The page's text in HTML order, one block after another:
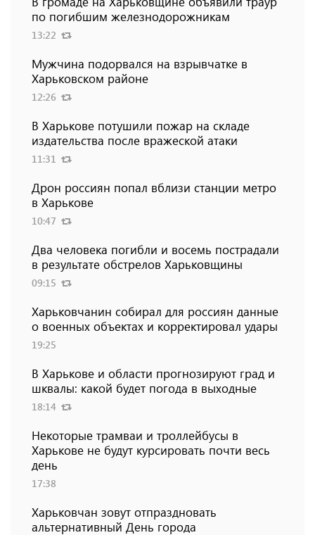
по погибшим железнодорожникам
13:22
Мужчина подорвался на взрывчатке в
Харьковском районе
12:26
В Харькове потушили пожар на складе
издательства после вражеской атаки
11:31
Дрон россиян попал вблизи станции метро
в Харькове
10:47
Два человека погибли и восемь пострадали
в результате обстрелов Харьковщины
09:15
Харьковчанин собирал для россиян данные
о военных объектах и ​​корректировал удары
19:25
В Харькове и области прогнозируют град и
шквалы: какой будет погода в выходные
18:14
Некоторые трамваи и троллейбусы в
Харькове не будут курсировать почти весь
день
17:38
Харьковчан зовут отпраздновать
альтернативный День города